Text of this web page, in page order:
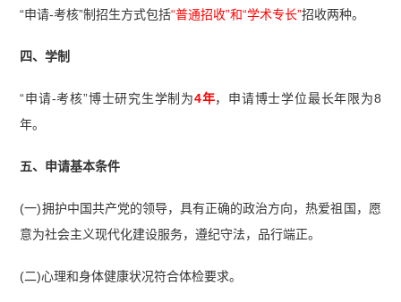
“申请-考核”制招生方式包括“普通招收”和“学术专长”招收两种。
四、学制
“申请-考核”博士研究生学制为4年，申请博士学位最长年限为8
年。
五、申请基本条件
(一)拥护中国共产党的领导，具有正确的政治方向，热爱祖国，愿
意为社会主义现代化建设服务，遵纪守法，品行端正。
(二)心理和身体健康状况符合体检要求。